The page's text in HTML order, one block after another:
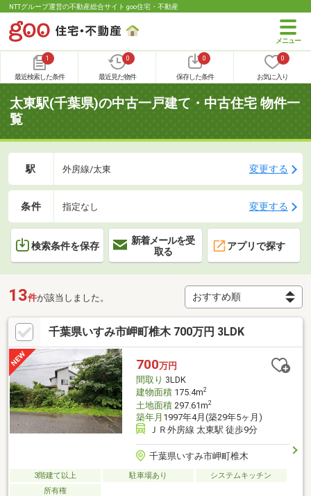
NTTグループ運営の不動産総合サイト goo住宅・不動産
1
最近検索した条件
0
最近見た物件
0
保存した条件
0
お気に入り
太東駅(千葉県)の中古一戸建て・中古住宅 物件一
覧
駅 外房線/太東 変更する
条件 指定なし 変更する
検索条件を保存
新着メールを受
取る
アプリで探す
13件が該当しました。
千葉県いすみ市岬町椎木 700万円 3LDK
700万円
間取り 3LDK
建物面積175.4m2
土地面積297.61m2
築年月 1997年4月(築29年5ヶ月)
ＪＲ外房線 太東駅 徒歩9分
千葉県いすみ市岬町椎木
3階建て以上 駐車場あり
システムキッチン
所有権